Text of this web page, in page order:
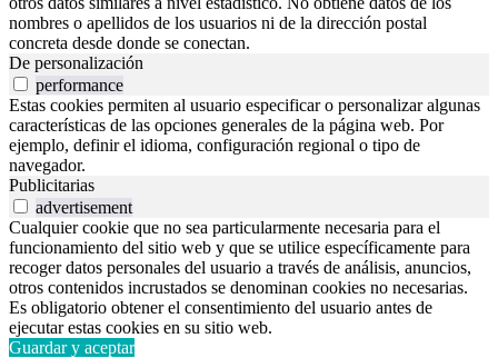
nombres o apellidos de los usuarios ni de la dirección postal
concreta desde donde se conectan.
De personalización
performance
Estas cookies permiten al usuario especificar o personalizar algunas
características de las opciones generales de la página web. Por
ejemplo, definir el idioma, configuración regional o tipo de
navegador.
Publicitarias
advertisement
Cualquier cookie que no sea particularmente necesaria para el
funcionamiento del sitio web y que se utilice específicamente para
recoger datos personales del usuario a través de análisis, anuncios,
otros contenidos incrustados se denominan cookies no necesarias.
Es obligatorio obtener el consentimiento del usuario antes de
ejecutar estas cookies en su sitio web.
Guardar y aceptar